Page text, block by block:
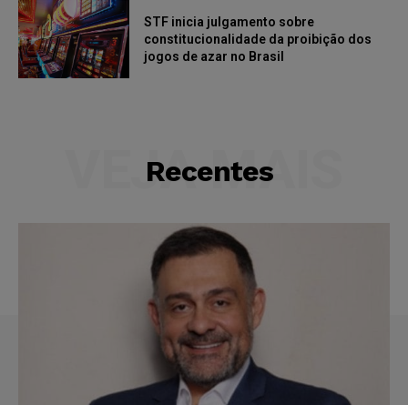
STF inicia julgamento sobre
constitucionalidade da proibição dos
jogos de azar no Brasil
Recentes
VEJA MAIS